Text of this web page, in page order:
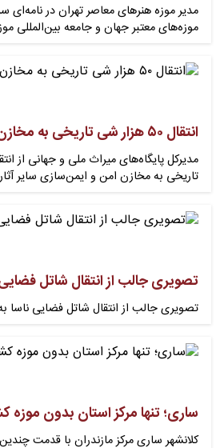
مدیر موزه هنرهای معاصر تهران در نامه‌ای
موزه‌های معتبر جهان و جامعه بین‌المللی
انتقال ۵۰ هزار شی تاریخی به مخازن امن
تاریخی به مخازن امن و ایمن‌سازی سایر
تصویری جالب از انتقال شاتل
تصویری جالب از انتقال شاتل فضایی ناسا
ساری؛ تنها مرکز استان بدون موزه
کلانشهر ساری مرکز مازندران با قدمت